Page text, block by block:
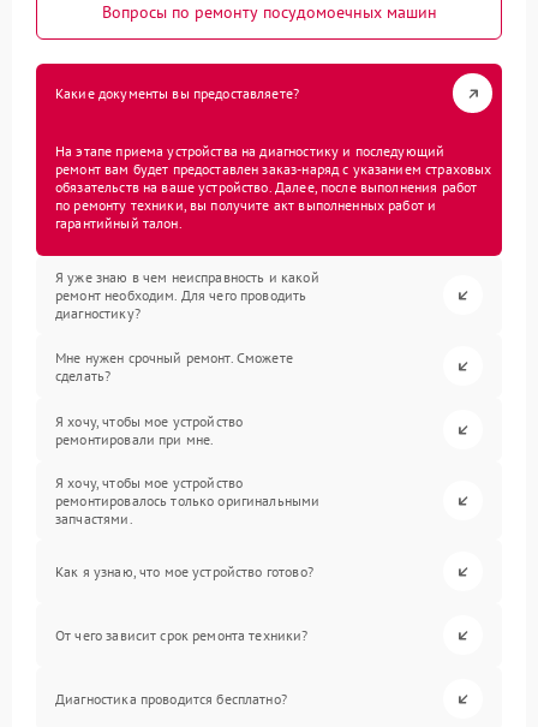
Вопросы по ремонту посудомоечных машин
Какие документы вы предоставляете?
На этапе приема устройства на диагностику и последующий
ремонт вам будет предоставлен заказ-наряд с указанием страховых
обязательств на ваше устройство. Далее, после выполнения работ
по ремонту техники, вы получите акт выполненных работ и
гарантийный талон.
Я уже знаю в чем неисправность и какой
ремонт необходим. Для чего проводить
диагностику?
Мне нужен срочный ремонт. Сможете
сделать?
Я хочу, чтобы мое устройство
ремонтировали при мне.
Я хочу, чтобы мое устройство
ремонтировалось только оригинальными
запчастями.
Как я узнаю, что мое устройство готово?
От чего зависит срок ремонта техники?
Диагностика проводится бесплатно?